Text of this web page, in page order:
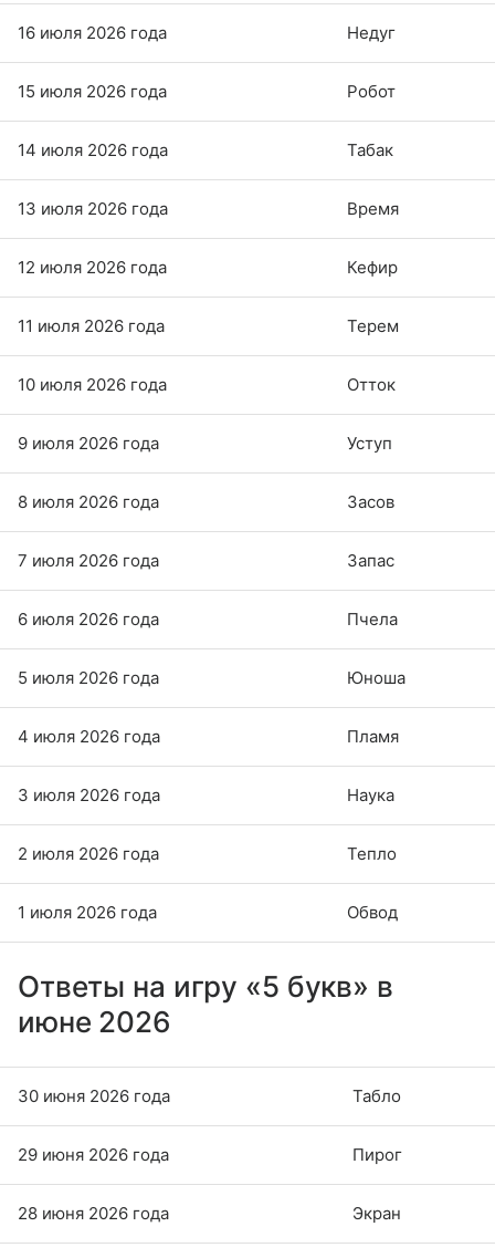
16 июля 2026 года Недуг
15 июля 2026 года Робот
14 июля 2026 года Табак
13 июля 2026 года Время
12 июля 2026 года Кефир
11 июля 2026 года Терем
10 июля 2026 года Отток
9 июля 2026 года Уступ
8 июля 2026 года Засов
7 июля 2026 года Запас
6 июля 2026 года Пчела
5 июля 2026 года Юноша
4 июля 2026 года Пламя
3 июля 2026 года Наука
2 июля 2026 года Тепло
1 июля 2026 года Обвод
Ответы на игру «5 букв» в
июне 2026
30 июня 2026 года Табло
29 июня 2026 года Пирог
28 июня 2026 года Экран